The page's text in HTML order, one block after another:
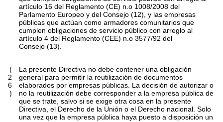
artículo 16 del Reglamento (CE) n.o 1008/2008 del
Parlamento Europeo y del Consejo (12), y las empresas
públicas que actúan como armadores comunitarios que
cumplen obligaciones de servicio público con arreglo al
artículo 4 del Reglamento (CEE) n.o 3577/92 del
Consejo (13).
(
2
6
)
La presente Directiva no debe contener una obligación
general para permitir la reutilización de documentos
elaborados por empresas públicas. La decisión de autorizar o
no la reutilización debe corresponder a la empresa pública de
que se trate, salvo si se exige otra cosa en la presente
Directiva, el Derecho de la Unión o el Derecho nacional. Solo
una vez que la empresa pública haya puesto a disposición un